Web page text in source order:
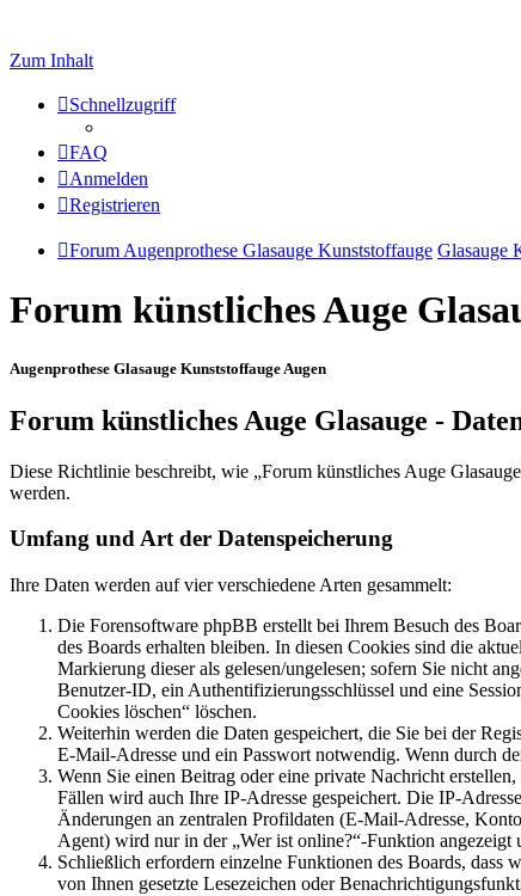
Zum Inhalt
Schnellzugriff
FAQ
Anmelden
Registrieren
Forum Augenprothese Glasauge Kunststoffauge Glasauge
Forum künstliches Auge
Augenprothese Glasauge Kunststoffauge Augen
Forum künstliches Auge Glasauge -
Diese Richtlinie beschreibt, wie „Forum künstliches Auge
werden.
Umfang und Art der Datenspeicherung
Ihre Daten werden auf vier verschiedene Arten gesammelt:
Die Forensoftware phpBB erstellt bei Ihrem Besuch des
des Boards erhalten bleiben. In diesen Cookies sind die
Markierung dieser als gelesen/ungelesen; sofern Sie nicht
Benutzer-ID, ein Authentifizierungsschlüssel und eine
Cookies löschen“ löschen.
Weiterhin werden die Daten gespeichert, die Sie bei der
E-Mail-Adresse und ein Passwort notwendig. Wenn durch
Wenn Sie einen Beitrag oder eine private Nachricht
Fällen wird auch Ihre IP-Adresse gespeichert. Die IP-
Änderungen an zentralen Profildaten (E-Mail-Adresse,
Agent) wird nur in der „Wer ist online?“-Funktion angezeigt
Schließlich erfordern einzelne Funktionen des Boards, dass
von Ihnen gesetzte Lesezeichen oder